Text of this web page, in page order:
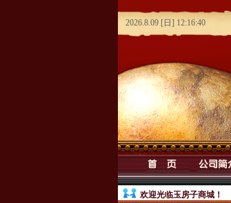
欢迎光临玉房子商城！